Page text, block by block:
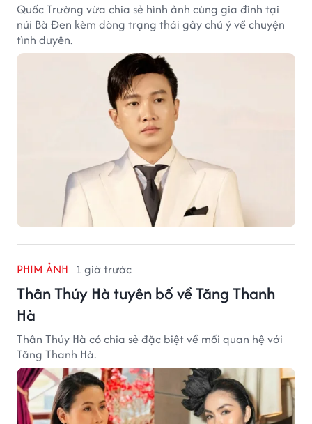
Quốc Trường vừa chia sẻ hình ảnh cùng gia đình tại
núi Bà Đen kèm dòng trạng thái gây chú ý về chuyện
tình duyên.
PHIM ẢNH 1 giờ trước
Thân Thúy Hà tuyên bố về Tăng Thanh
Hà
Thân Thúy Hà có chia sẻ đặc biệt về mối quan hệ với
Tăng Thanh Hà.